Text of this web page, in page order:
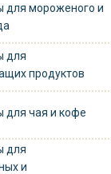
для мороженого и
для
продуктов
для чая и кофе
для
и